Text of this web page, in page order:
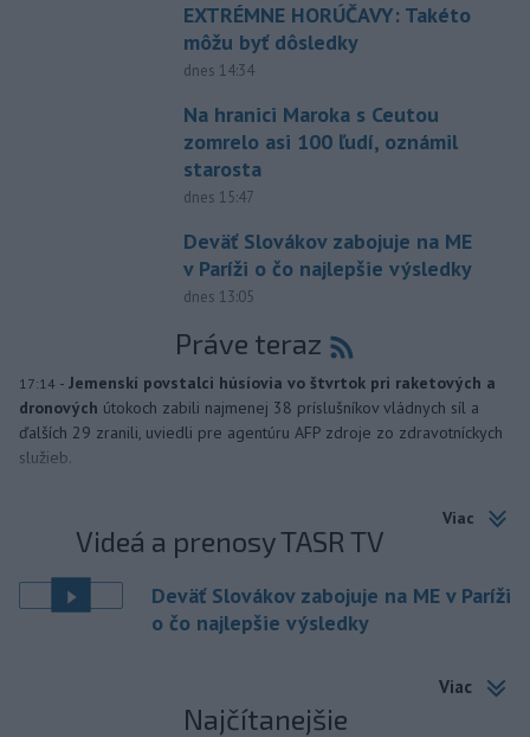
EXTRÉMNE HORÚČAVY: Takéto
môžu byť dôsledky
dnes 14:34
Na hranici Maroka s Ceutou
zomrelo asi 100 ľudí, oznámil
starosta
dnes 15:47
Deväť Slovákov zabojuje na ME
v Paríži o čo najlepšie výsledky
dnes 13:05
Práve teraz
17:14 - Jemenskí povstalci húsíovia vo štvrtok pri raketových a
dronových útokoch zabili najmenej 38 príslušníkov vládnych síl a
ďalších 29 zranili, uviedli pre agentúru AFP zdroje zo zdravotníckych
služieb.
Viac
Videá a prenosy TASR TV
Deväť Slovákov zabojuje na ME v Paríži
o čo najlepšie výsledky
Viac
Najčítanejšie